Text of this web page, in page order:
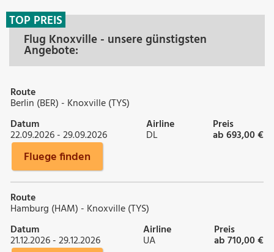
Flug Knoxville - unsere günstigsten
Angebote:
TOP PREIS
Route
Berlin (BER) - Knoxville (TYS)
Datum
22.09.2026 - 29.09.2026
Airline
DL
Preis
ab 693,00 €
Fluege finden
Route
Hamburg (HAM) - Knoxville (TYS)
Datum
21.12.2026 - 29.12.2026
Airline
UA
Preis
ab 710,00 €